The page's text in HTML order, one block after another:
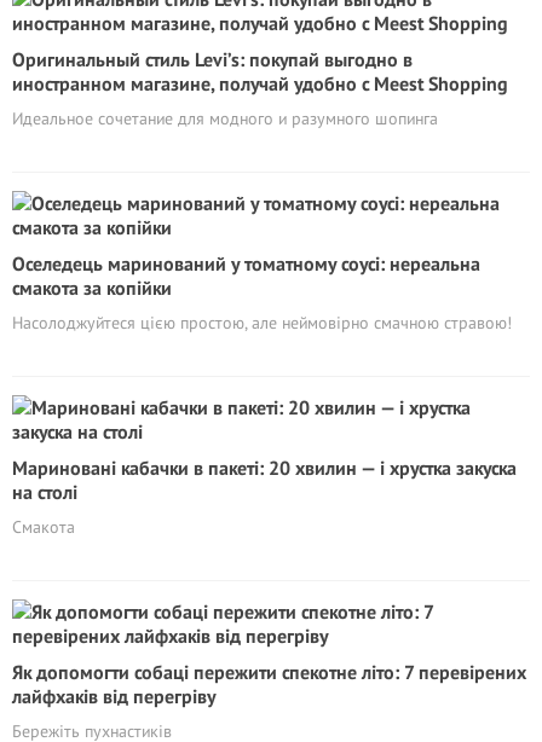
Оригинальный стиль Levi’s: покупай выгодно в
иностранном магазине, получай удобно с Meest Shopping
Идеальное сочетание для модного и разумного шопинга
Оселедець маринований у томатному соусі: нереальна
смакота за копійки
Насолоджуйтеся цією простою, але неймовірно смачною стравою!
Мариновані кабачки в пакеті: 20 хвилин — і хрустка закуска
на столі
Смакота
Як допомогти собаці пережити спекотне літо: 7 перевірених
лайфхаків від перегріву
Бережіть пухнастиків